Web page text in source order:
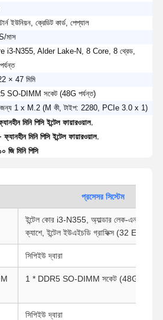
ইউনিয়ন, ক্রেডিট কার্ড, পেপ্যাল
মাস
i3-N355, Alder Lake-N, 8 Core, 8 থ্রেড,
× 47 মিমি
SO-DIMM সকেট (48G পর্যন্ত)
1 x M.2 (M কী, টাইপ: 2280, PCIe 3.0 x 1)
মিনি পিসি ইন্টেল ফায়ারওয়াল,
মিনি পিসি ইন্টেল ফায়ারওয়াল,
মিনি পিসি
প্রসেসর সিস্টেম
ইন্টেল কোর i3-N355, অ্যাল্ডার লেক-এন, 8
ক্যাশে, ইন্টেল ইউএইচডি গ্রাফিক্স (32 EUs),
সিপিইউ দ্বারা
1 * DDR5 SO-DIMM সকেট (48G পর্যন্ত)
সিপিইউ দ্বারা